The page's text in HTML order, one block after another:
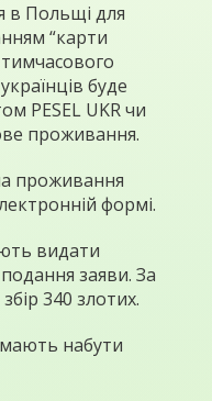
в Польщі для
“карти
буде
PESEL UKR чи
проживання.
проживання
формі.
видати
заяви. За
340 злотих.
мають набути